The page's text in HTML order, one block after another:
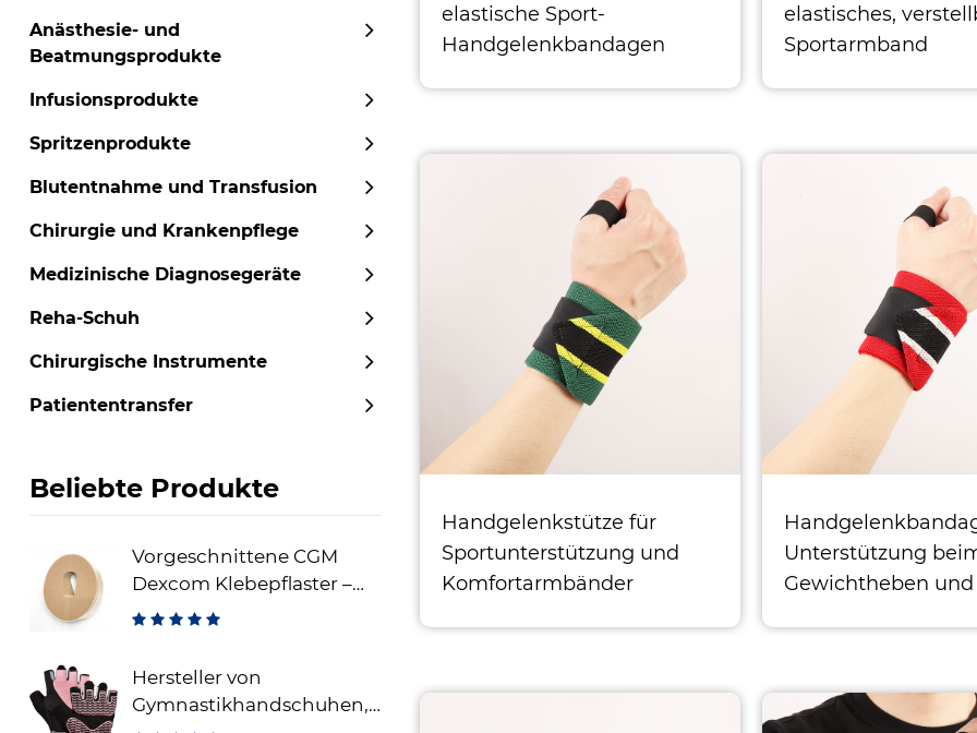
Anästhesie- und
Beatmungsprodukte
Infusionsprodukte
Spritzenprodukte
Blutentnahme und Transfusion
Chirurgie und Krankenpflege
Medizinische Diagnosegeräte
Reha-Schuh
Chirurgische Instrumente
Patiententransfer
Beliebte Produkte
Vorgeschnittene CGM
Dexcom Klebepflaster –
wasserdichte Sensor-
Hersteller von
Gymnastikhandschuhen,
elastische Sport-
Handgelenkbandagen
elastisches,
Sportarmband
Handgelenkstütze für
Sportunterstützung und
Komfortarmbänder
Unterstützung
Gewichtheben und